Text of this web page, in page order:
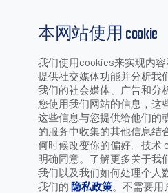
本网站使用 cookie
我们使用cookies来实现内容
提供社交媒体功能并分析我
我们的社会媒体、广告和分
您使用我们网站的信息，这
这些信息与您提供给他们的
的服务中收集的其他信息结
何时候改变你的偏好。技术
明确同意。了解更多关于我
我们以及我们如何处理个人
我们的 隐私政策。不需要用
用于使用一维和二维条码
的紧凑型